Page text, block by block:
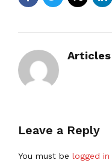
Articles
Leave a Reply
You must be logged in